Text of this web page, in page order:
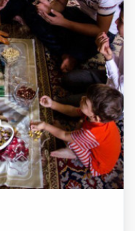
础是在那个时期建立
，Ta'ziye非常兴旺。
al-Din Shah统治时
统治期间的成立得到了